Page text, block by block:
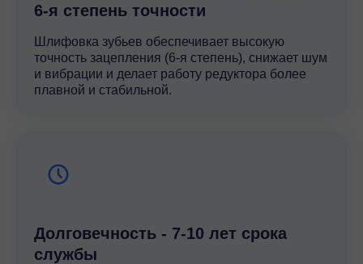
6-я степень точности
Шлифовка зубьев обеспечивает высокую
точность зацепления (6-я степень), снижает шум
и вибрации и делает работу редуктора более
плавной и стабильной.
Долговечность - 7-10 лет срока
службы